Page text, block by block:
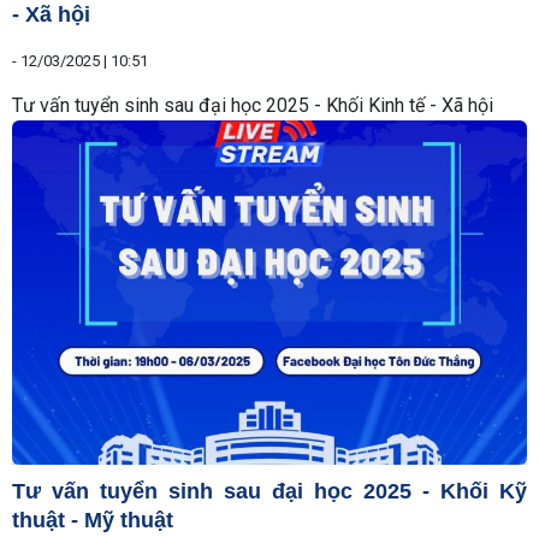
- Xã hội
- 12/03/2025 | 10:51
Tư vấn tuyển sinh sau đại học 2025 - Khối Kinh tế - Xã hội
Tư vấn tuyển sinh sau đại học 2025 - Khối Kỹ
thuật - Mỹ thuật